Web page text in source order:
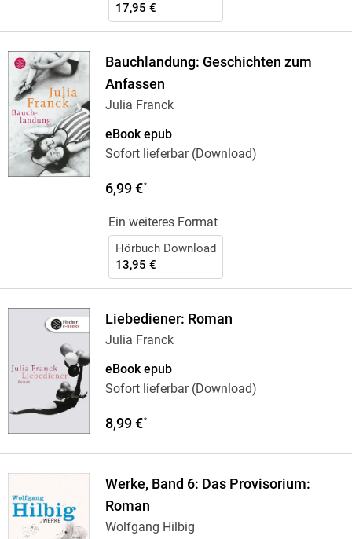
17,95 €
Bauchlandung: Geschichten zum
Anfassen
Julia Franck
eBook epub
Sofort lieferbar (Download)
6,99 €*
Ein weiteres Format
Hörbuch Download
13,95 €
Liebediener: Roman
Julia Franck
eBook epub
Sofort lieferbar (Download)
8,99 €*
Werke, Band 6: Das Provisorium:
Roman
Wolfgang Hilbig